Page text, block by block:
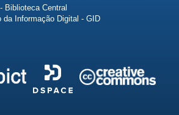
Biblioteca Central
da Informação Digital - GID